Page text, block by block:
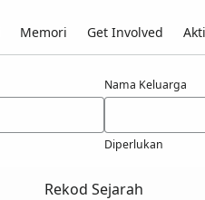
Memori Get Involved
Nama Keluarga
Diperlukan
Rekod Sejarah